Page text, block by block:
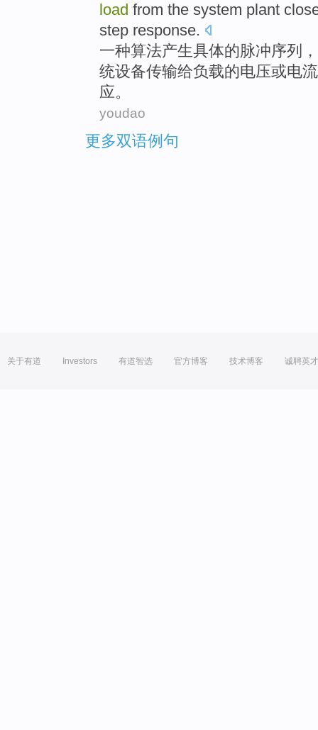
load from the system plant
step response.
一种算法产生具体的脉冲序列
，
统设备传输给负载的电压或电流
应。
youdao
更多双语例句
关于有道 Investors 有道智选 官方博客 技术博客 诚聘英才